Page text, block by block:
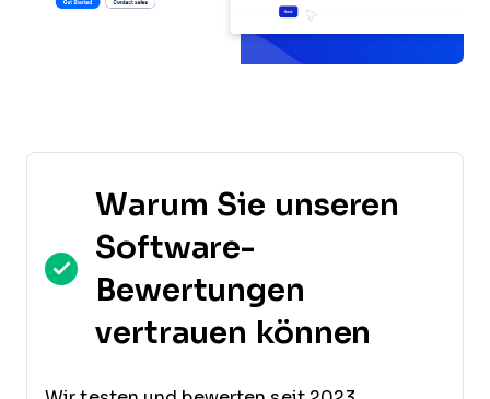
Warum Sie unseren
Software-
Bewertungen
vertrauen können